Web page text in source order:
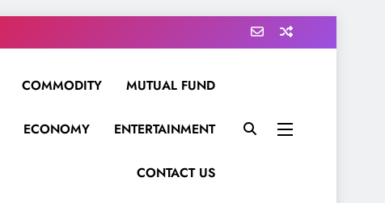
COMMODITY MUTUAL FUND
ECONOMY ENTERTAINMENT
CONTACT US